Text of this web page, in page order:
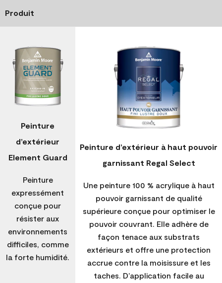
Produit
Peinture
d’extérieur
Element Guard
Peinture
expressément
conçue pour
résister aux
environnements
difficiles, comme
la forte humidité.
Peinture d’extérieur à haut pouvoir
garnissant Regal Select
Une peinture 100 % acrylique à haut
pouvoir garnissant de qualité
supérieure conçue pour optimiser le
pouvoir couvrant. Elle adhère de
façon tenace aux substrats
extérieurs et offre une protection
accrue contre la moisissure et les
taches. D’application facile au